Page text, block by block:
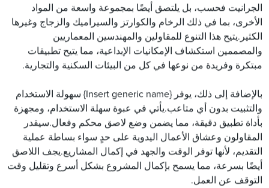
الجرانيت فحسب، بل يلتصق أيضًا بمجموعة واسعة من المواد
الأخرى، بما في ذلك الرخام والكوارتز والسيراميك والزجاج وغيرها
الكثير.يتيح هذا التنوع للمقاولين والمهندسين المعماريين
والمصممين استكشاف الإمكانيات الإبداعية، مما يتيح تطبيقات
مبتكرة وفريدة من نوعها في كل من البيئات السكنية والتجارية.
بالإضافة إلى ذلك، يوفر {Insert generic name} سهولة الاستخدام
والتثبيت بدون أي متاعب.يأتي في عبوة سهلة الاستخدام، ومجهزة
بأداة تطبيق دقيقة، مما يضمن وضع لاصق محكم وفعال.سيقدر
المقاولون وعشاق الأعمال اليدوية على حدٍ سواء بساطة عملية
التقديم، لأنها توفر الوقت والجهد في إكمال المشاريع.يجف اللاصق
أيضًا بسرعة، مما يسمح بإكمال المشروع بشكل أسرع وتقليل وقت
التوقف عن العمل.